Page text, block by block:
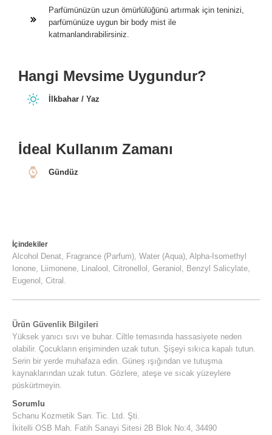
Parfümünüzün uzun ömürlülüğünü artırmak için teninizi,
parfümünüze uygun bir body mist ile
katmanlandırabilirsiniz.
Ürün Güvenlik Bilgileri
Yüksek yanıcı sıvı ve buhar. Ciltle temasında hassasiyete neden
olabilir. Çocukların erişiminden uzak tutun. Şişeyi sıkıca kapalı tutun.
Serin bir yerde muhafaza edin. Güneş ışığından ve tutuşma
kaynaklarından uzak tutun. Gözlere, ateşe ve sıcak yüzeylere
püskürtmeyin.
Sorumlu
Schanu Kozmetik San. Tic. Ltd. Şti.
İkitelli OSB Mah. Fatih Sanayi Sitesi 2B Blok No:4, 34490
Hangi Mevsime Uygundur?
İlkbahar / Yaz
İdeal Kullanım Zamanı
Gündüz
İçindekiler
Alcohol Denat, Fragrance (Parfum), Water (Aqua), Alpha-Isomethyl
Ionone, Liimonene, Linalool, Citronellol, Geraniol, Benzyl Salicylate,
Eugenol, Citral.